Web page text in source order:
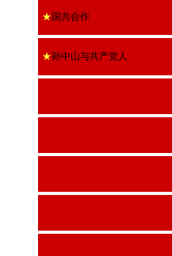
★ 国共合作
★孙中山与共产党人